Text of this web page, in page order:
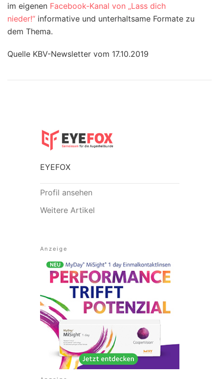
im eigenen Facebook-Kanal von „Lass dich
nieder!“ informative und unterhaltsame Formate zu
dem Thema.
Quelle KBV-Newsletter vom 17.10.2019
EYEFOX
Profil ansehen
Weitere Artikel